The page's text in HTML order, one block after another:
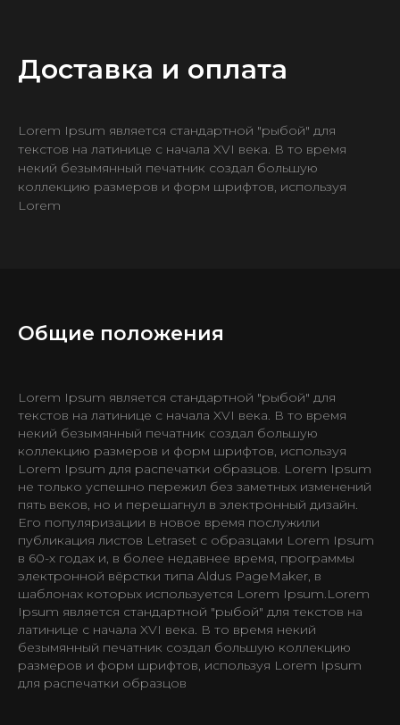
Доставка и оплата
Lorem Ipsum является стандартной "рыбой" для
текстов на латинице с начала XVI века. В то время
некий безымянный печатник создал большую
коллекцию размеров и форм шрифтов, используя
Lorem
Общие положения
Lorem Ipsum является стандартной "рыбой" для
текстов на латинице с начала XVI века. В то время
некий безымянный печатник создал большую
коллекцию размеров и форм шрифтов, используя
Lorem Ipsum для распечатки образцов. Lorem Ipsum
не только успешно пережил без заметных изменений
пять веков, но и перешагнул в электронный дизайн.
Его популяризации в новое время послужили
публикация листов Letraset с образцами Lorem Ipsum
в 60-х годах и, в более недавнее время, программы
электронной вёрстки типа Aldus PageMaker, в
шаблонах которых используется Lorem Ipsum.Lorem
Ipsum является стандартной "рыбой" для текстов на
латинице с начала XVI века. В то время некий
безымянный печатник создал большую коллекцию
размеров и форм шрифтов, используя Lorem Ipsum
для распечатки образцов